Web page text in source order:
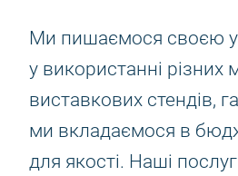
Ми пишаємося своєю
у використанні різних
виставкових стендів,
ми вкладаємося в
для якості. Наші